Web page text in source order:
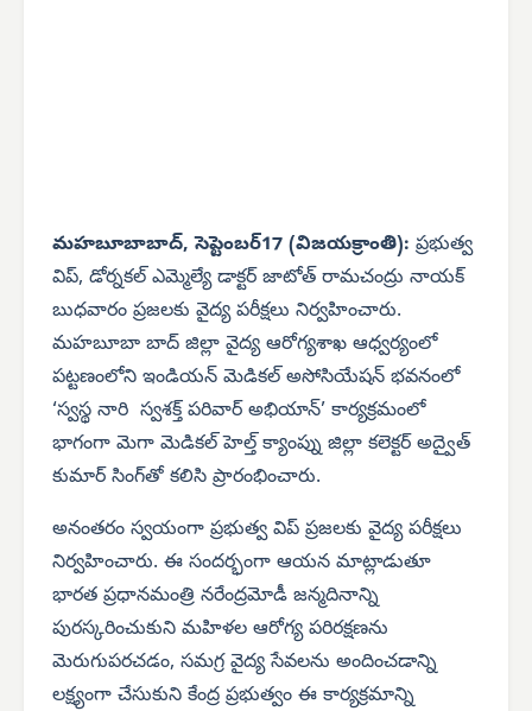
మహబూబాబాద్, సెప్టెంబర్17 (విజయక్రాంతి): ప్రభుత్వ
విప్, డోర్నకల్ ఎమ్మెల్యే డాక్టర్ జాటోత్ రామచంద్రు నాయక్
బుధవారం ప్రజలకు వైద్య పరీక్షలు నిర్వహించారు.
మహబూబా బాద్ జిల్లా వైద్య ఆరోగ్యశాఖ ఆధ్వర్యంలో
పట్టణంలోని ఇండియన్ మెడికల్ అసోసియేషన్ భవనంలో
‘స్వస్థ నారి స్వశక్త్ పరివార్ అభియాన్’ కార్యక్రమంలో
భాగంగా మెగా మెడికల్ హెల్త్ క్యాంప్ను జిల్లా కలెక్టర్ అద్వైత్
కుమార్ సింగ్‌తో కలిసి ప్రారంభించారు.
అనంతరం స్వయంగా ప్రభుత్వ విప్ ప్రజలకు వైద్య పరీక్షలు
నిర్వహించారు. ఈ సందర్భంగా ఆయన మాట్లాడుతూ
భారత ప్రధానమంత్రి నరేంద్రమోడీ జన్మదినాన్ని
పురస్కరించుకుని మహిళల ఆరోగ్య పరిరక్షణను
మెరుగుపరచడం, సమగ్ర వైద్య సేవలను అందించడాన్ని
లక్ష్యంగా చేసుకుని కేంద్ర ప్రభుత్వం ఈ కార్యక్రమాన్ని